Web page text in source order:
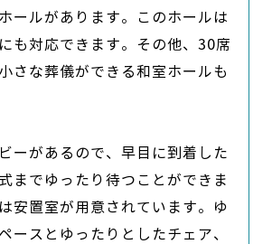
ールがあります。このホールは
も対応できます。その他、30席
さな葬儀ができる和室ホールも
ーがあるので、早目に到着した
までゆったり待つことができま
安置室が用意されています。ゆ
ースとゆったりとしたチェア、